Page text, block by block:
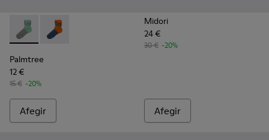
Palmtree - CA023-001 - Multicolor
Palmtree - CA023-002 - Multicolor
Palmtree
12 €
15 € -20%
Afegir
Midori
24 €
30 € -20%
Afegir